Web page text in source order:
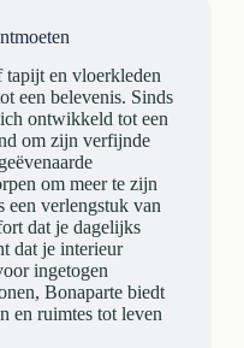
tapijt en vloerkleden
een belevenis. Sinds
ontwikkeld tot een
om zijn verfijnde
om meer te zijn
een verlengstuk van
dat je dagelijks
dat je interieur
ingetogen
Bonaparte biedt
en ruimtes tot leven